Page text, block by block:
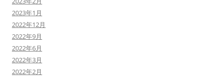
2023年1月
2022年12月
2022年9月
2022年6月
2022年3月
2022年2月